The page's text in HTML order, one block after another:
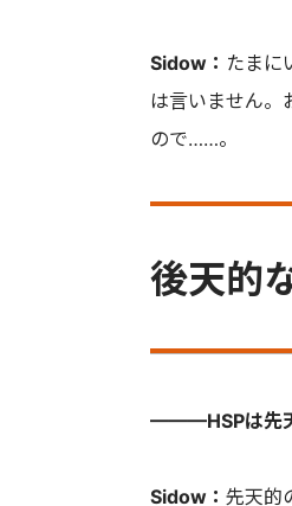
Sidow： たまに
は言いません。
ので……。
後天的
———HSPは先天
Sidow： 先天的